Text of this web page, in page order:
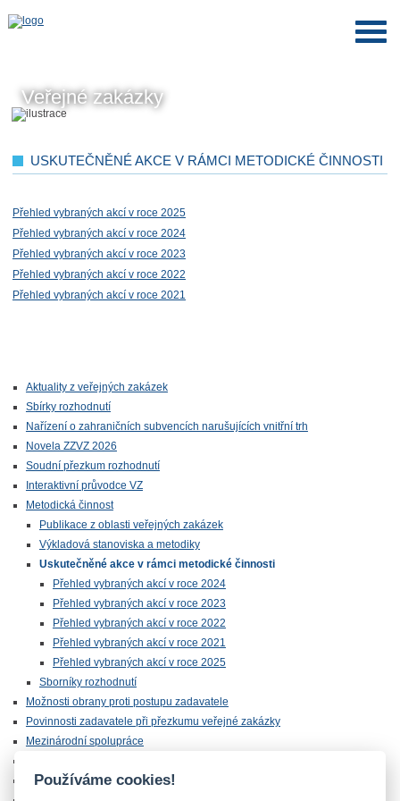
Veřejné zakázky
USKUTEČNĚNÉ AKCE V RÁMCI METODICKÉ ČINNOSTI
Přehled vybraných akcí v roce 2025
Přehled vybraných akcí v roce 2024
Přehled vybraných akcí v roce 2023
Přehled vybraných akcí v roce 2022
Přehled vybraných akcí v roce 2021
Aktuality z veřejných zakázek
Sbírky rozhodnutí
Nařízení o zahraničních subvencích narušujících vnitřní trh
Novela ZZVZ 2026
Soudní přezkum rozhodnutí
Interaktivní průvodce VZ
Metodická činnost
Publikace z oblasti veřejných zakázek
Výkladová stanoviska a metodiky
Uskutečněné akce v rámci metodické činnosti
Přehled vybraných akcí v roce 2024
Přehled vybraných akcí v roce 2023
Přehled vybraných akcí v roce 2022
Přehled vybraných akcí v roce 2021
Přehled vybraných akcí v roce 2025
Sborníky rozhodnutí
Možnosti obrany proti postupu zadavatele
Povinnosti zadavatele při přezkumu veřejné zakázky
Mezinárodní spolupráce
Odkazy
Používáme cookies!